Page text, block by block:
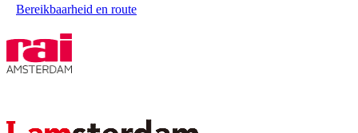
Bereikbaarheid en route